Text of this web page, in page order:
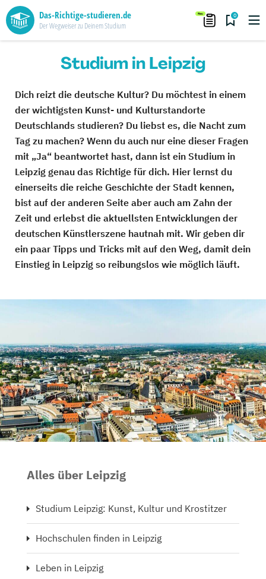
Das-Richtige-studieren.de
Der Wegweiser zu Deinem Studium
0
Studium in Leipzig
Dich reizt die deutsche Kultur? Du möchtest in einem
der wichtigsten Kunst- und Kulturstandorte
Deutschlands studieren? Du liebst es, die Nacht zum
Tag zu machen? Wenn du auch nur eine dieser Fragen
mit „Ja“ beantwortet hast, dann ist ein Studium in
Leipzig genau das Richtige für dich. Hier lernst du
einerseits die reiche Geschichte der Stadt kennen,
bist auf der anderen Seite aber auch am Zahn der
Zeit und erlebst die aktuellsten Entwicklungen der
deutschen Künstlerszene hautnah mit. Wir geben dir
ein paar Tipps und Tricks mit auf den Weg, damit dein
Einstieg in Leipzig so reibungslos wie möglich läuft.
Alles über Leipzig
Studium Leipzig: Kunst, Kultur und Krostitzer
Hochschulen finden in Leipzig
Leben in Leipzig